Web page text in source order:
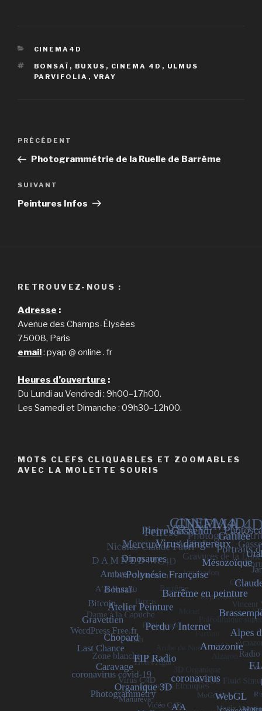
CATÉGORIES
CINEMA4D
ÉTIQUETTES
BONSAÏ , BUXUS , CINEMA 4D , ULMUS
PARVIFOLIA , VRAY
Navigation
l’article
Article
précédent
PRÉCÉDENT
Photogrammétrie de la Ruelle de Barrême
Article
suivant
SUIVANT
Peintures Infos
RETROUVEZ-NOUS :
Adresse :
Avenue des Champs-Élysées
75008, Paris
email : pyap @ online . fr
Heures d’ouverture :
Du Lundi au Vendredi : 9h00–17h00.
Les Samedi et Dimanche : 09h30–12h00.
MOTS CLEFS CLIQUABLES ET ZOOMABLES
AVEC LA MOLETTE SOURIS